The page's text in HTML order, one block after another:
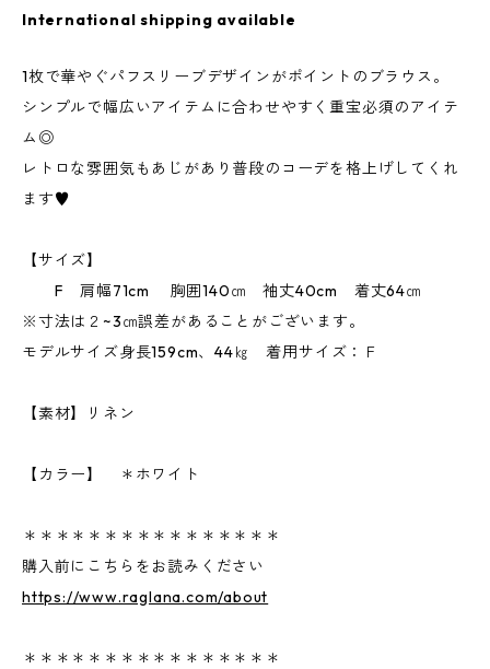
International shipping available
1枚で華やぐパフスリーブデザインがポイントのブラウス。
シンプルで幅広いアイテムに合わせやすく重宝必須のアイテ
ム◎
レトロな雰囲気もあじがあり普段のコーデを格上げしてくれ
ます♥
【サイズ】
F 肩幅71cm 胸囲140㎝ 袖丈40cm 着丈64㎝
※寸法は２~3㎝誤差があることがございます。
モデルサイズ身長159cm、44㎏ 着用サイズ：Ｆ
【素材】リネン
【カラー】 ＊ホワイト
＊＊＊＊＊＊＊＊＊＊＊＊＊＊＊＊
購入前にこちらをお読みください
https://www.raglana.com/about
＊＊＊＊＊＊＊＊＊＊＊＊＊＊＊＊